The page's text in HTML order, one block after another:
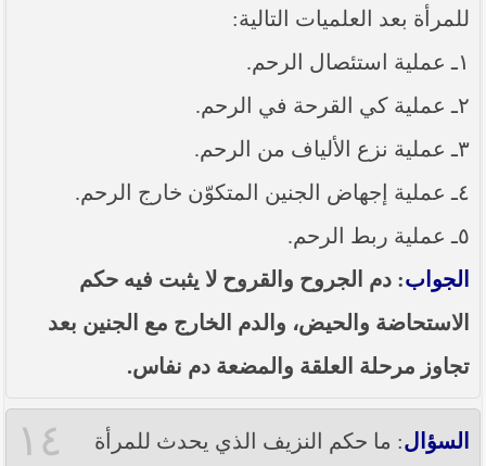
للمرأة بعد العلميات التالية:
١ـ عملية استئصال الرحم.
٢ـ عملية كي القرحة في الرحم.
٣ـ عملية نزع الألياف من الرحم.
٤ـ عملية إجهاض الجنين المتكوّن خارج الرحم.
٥ـ عملية ربط الرحم.
الجواب: دم الجروح والقروح لا يثبت فيه حكم
الاستحاضة والحيض، والدم الخارج مع الجنين بعد
تجاوز مرحلة العلقة والمضعة دم نفاس.
١٤ السؤال: ما حكم النزيف الذي يحدث للمرأة